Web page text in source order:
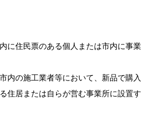
に住民票のある個人または市内に事業
内の施工業者等において、新品で購入
住居または自らが営む事業所に設置す